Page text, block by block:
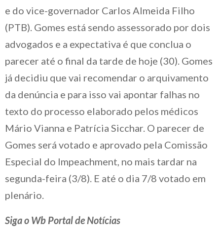
e do vice-governador Carlos Almeida Filho
(PTB). Gomes está sendo assessorado por dois
advogados e a expectativa é que conclua o
parecer até o final da tarde de hoje (30). Gomes
já decidiu que vai recomendar o arquivamento
da denúncia e para isso vai apontar falhas no
texto do processo elaborado pelos médicos
Mário Vianna e Patrícia Sicchar. O parecer de
Gomes será votado e aprovado pela Comissão
Especial do Impeachment, no mais tardar na
segunda-feira (3/8). E até o dia 7/8 votado em
plenário.
Siga o Wb Portal de Notícias